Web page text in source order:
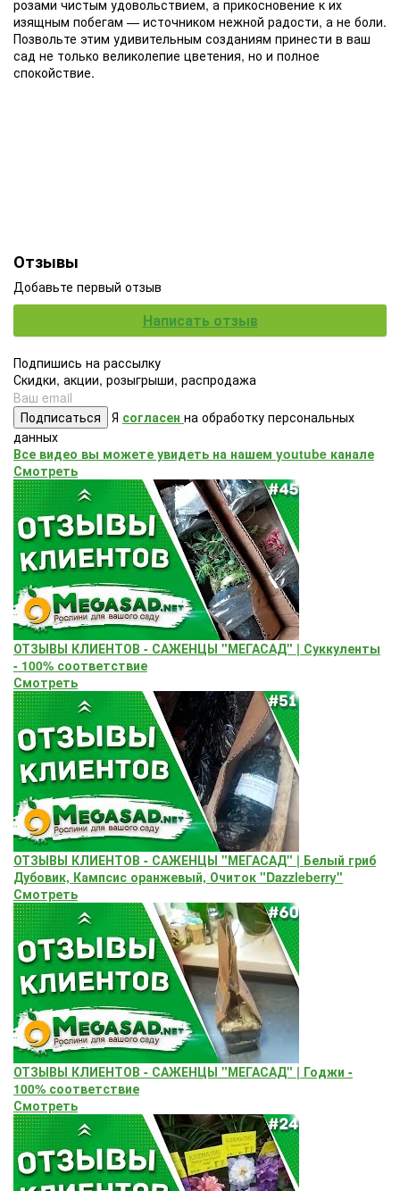
розами чистым удовольствием, а прикосновение к их
изящным побегам — источником нежной радости, а не боли.
Позвольте этим удивительным созданиям принести в ваш
сад не только великолепие цветения, но и полное
спокойствие.
Отзывы
Добавьте первый отзыв
Написать отзыв
Подпишись на рассылку
Скидки, акции, розыгрыши, распродажа
Подписаться Я согласен на обработку персональных
данных
Все видео вы можете увидеть на нашем youtube канале
Смотреть
ОТЗЫВЫ КЛИЕНТОВ - САЖЕНЦЫ "МЕГАСАД" | Суккуленты
- 100% соответствие
Смотреть
ОТЗЫВЫ КЛИЕНТОВ - САЖЕНЦЫ "МЕГАСАД" | Белый гриб
Дубовик, Кампсис оранжевый, Очиток "Dazzleberry"
Смотреть
ОТЗЫВЫ КЛИЕНТОВ - САЖЕНЦЫ "МЕГАСАД" | Годжи -
100% соответствие
Смотреть